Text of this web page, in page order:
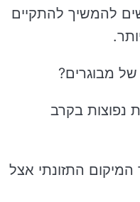
להמשיך להתקיים
נפוצות בקרב
המיקום התזונתי אצל